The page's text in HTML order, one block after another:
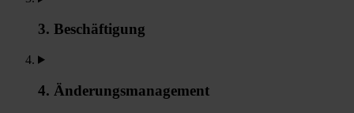
3. Beschäftigung
4. Änderungsmanagement